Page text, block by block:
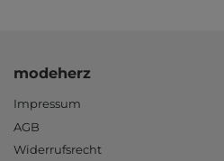
modeherz
Impressum
AGB
Widerrufsrecht